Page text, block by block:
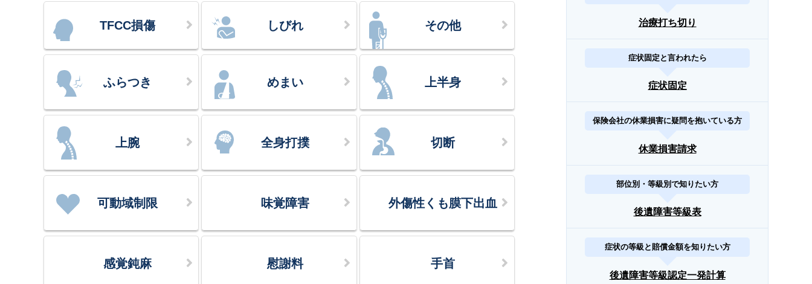
TFCC損傷 しびれ その他
ふらつき めまい 上半身
上腕 全身打撲 切断
可動域制限 味覚障害 外傷性くも膜下出血
感覚鈍麻 慰謝料 手首
治療打ち切り
症状固定と言われたら
症状固定
保険会社の休業損害に疑問を抱いている方
休業損害請求
部位別・等級別で知りたい方
後遺障害等級表
症状の等級と賠償金額を知りたい方
後遺障害等級認定一発計算